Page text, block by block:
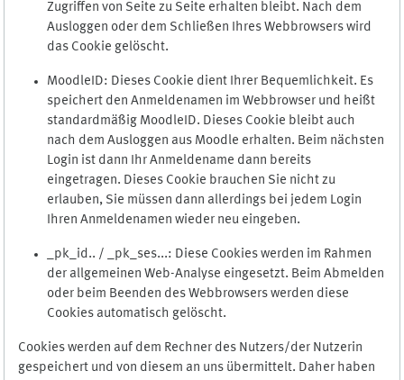
Zugriffen von Seite zu Seite erhalten bleibt. Nach dem
Ausloggen oder dem Schließen Ihres Webbrowsers wird
das Cookie gelöscht.
MoodleID: Dieses Cookie dient Ihrer Bequemlichkeit. Es
speichert den Anmeldenamen im Webbrowser und heißt
standardmäßig MoodleID. Dieses Cookie bleibt auch
nach dem Ausloggen aus Moodle erhalten. Beim nächsten
Login ist dann Ihr Anmeldename dann bereits
eingetragen. Dieses Cookie brauchen Sie nicht zu
erlauben, Sie müssen dann allerdings bei jedem Login
Ihren Anmeldenamen wieder neu eingeben.
_pk_id.. / _pk_ses...: Diese Cookies werden im Rahmen
der allgemeinen Web-Analyse eingesetzt. Beim Abmelden
oder beim Beenden des Webbrowsers werden diese
Cookies automatisch gelöscht.
Cookies werden auf dem Rechner des Nutzers/der Nutzerin
gespeichert und von diesem an uns übermittelt. Daher haben